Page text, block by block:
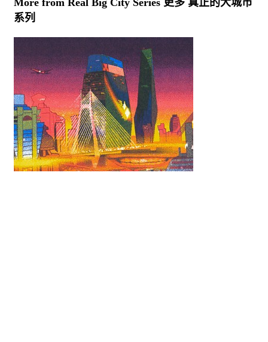
More from Real Big City Series 更多 真正的大城市
系列